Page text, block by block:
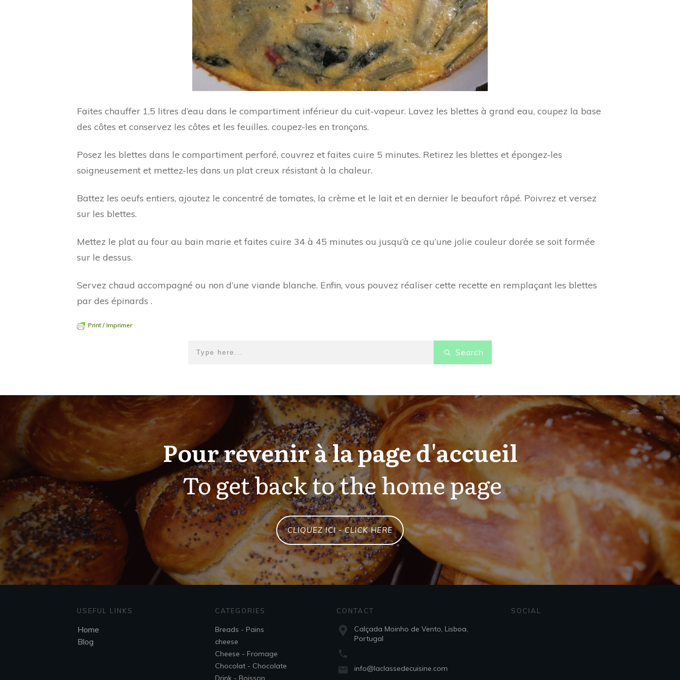
Faites chauffer 1,5 litres d’eau dans le compartiment inférieur du cuit-vapeur. Lavez les blettes à grand eau, coupez la base
des côtes et conservez les côtes et les feuilles. coupez-les en tronçons.
Posez les blettes dans le compartiment perforé, couvrez et faites cuire 5 minutes. Retirez les blettes et épongez-les
soigneusement et mettez-les dans un plat creux résistant à la chaleur.
Battez les oeufs entiers, ajoutez le concentré de tomates, la crème et le lait et en dernier le beaufort râpé. Poivrez et versez
sur les blettes.
Mettez le plat au four au bain marie et faites cuire 34 à 45 minutes ou jusqu’à ce qu’une jolie couleur dorée se soit formée
sur le dessus.
Servez chaud accompagné ou non d’une viande blanche. Enfin, vous pouvez réaliser cette recette en remplaçant les blettes
par des épinards .
Print / Imprimer
Search
Pour revenir à la page d'accueil
To get back to the home page
CLIQUEZ ICI - CLICK HERE
USEFUL LINKS
Home
Blog
CATEGORIES
Breads - Pains
cheese
Cheese - Fromage
Chocolat - Chocolate
Drink - Boisson
CONTACT
Calçada Moinho de Vento, Lisboa,
Portugal
info@laclassedecuisine.com
SOCIAL